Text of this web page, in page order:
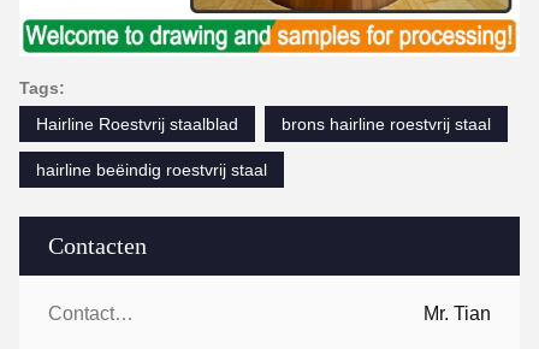
Contacten
Contacten: Mr. Tian
Tags:
Hairline Roestvrij staalblad
brons hairline roestvrij staal
hairline beëindig roestvrij staal